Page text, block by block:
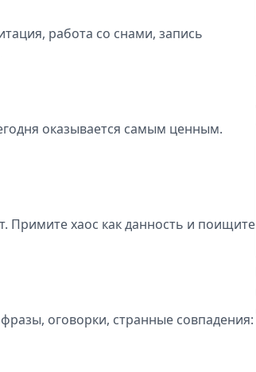
работа со снами, запись
оказывается самым ценным.
Примите хаос как данность и поищите
оговорки, странные совпадения: